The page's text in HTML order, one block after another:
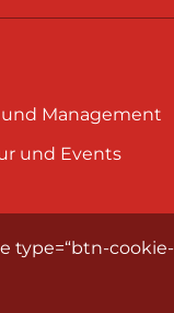
Management
und Events
type=“btn-